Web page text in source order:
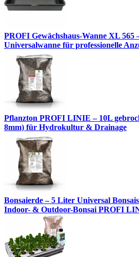
PROFI Gewächshaus-Wanne XL 565
Universalwanne für professionelle
Pflanzton PROFI LINIE – 10L
8mm) für Hydrokultur & Drainage
Bonsaierde – 5 Liter Universal
Indoor- & Outdoor-Bonsai PROFI